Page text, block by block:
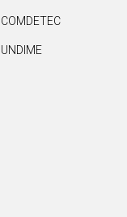
COMDETEC
UNDIME